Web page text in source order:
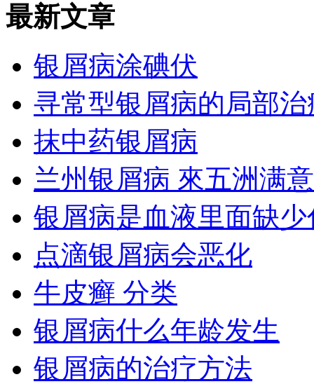
最新文章
银屑病涂碘伏
寻常型银屑病的局部治
抹中药银屑病
兰州银屑病 來五洲满意
银屑病是血液里面缺少
点滴银屑病会恶化
牛皮癣 分类
银屑病什么年龄发生
银屑病的治疗方法